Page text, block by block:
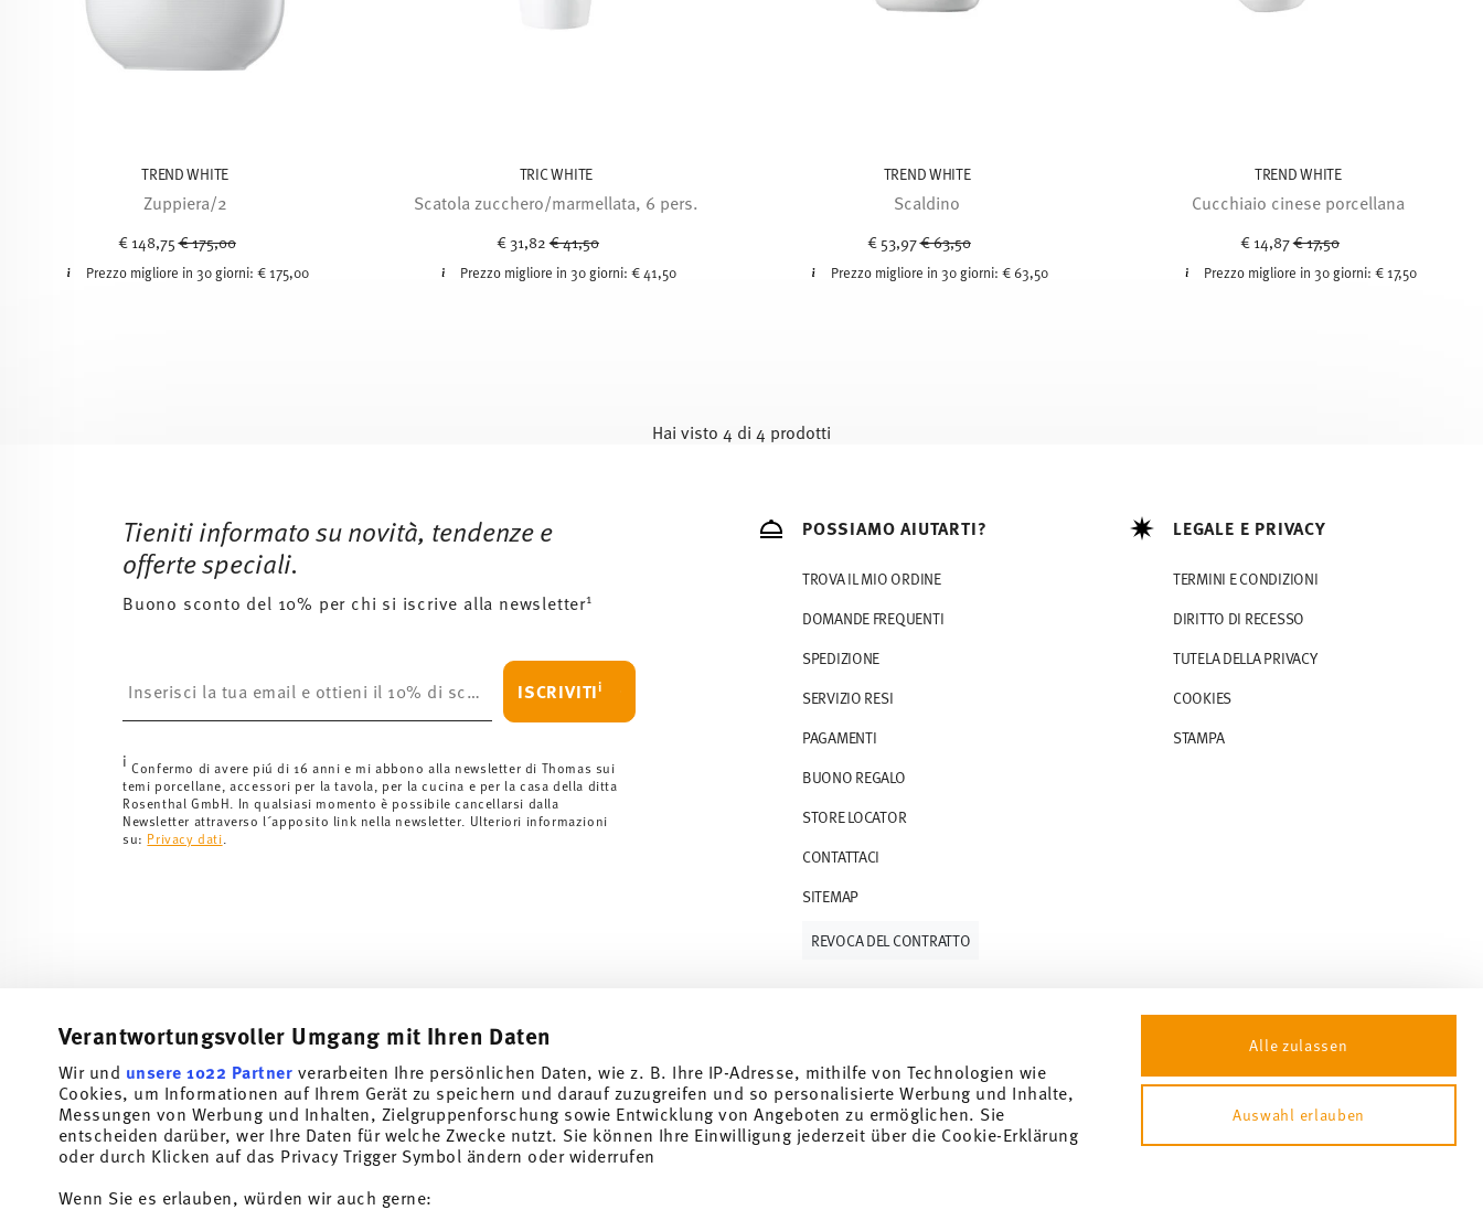
Verantwortungsvoller Umgang mit Ihren Daten
Wir und unsere 1022 Partner verarbeiten Ihre persönlichen Daten, wie z. B. Ihre IP-Adresse, mithilfe von Technologien wie
Cookies, um Informationen auf Ihrem Gerät zu speichern und darauf zuzugreifen und so personalisierte Werbung und Inhalte,
Messungen von Werbung und Inhalten, Zielgruppenforschung sowie Entwicklung von Angeboten zu ermöglichen. Sie
entscheiden darüber, wer Ihre Daten für welche Zwecke nutzt. Sie können Ihre Einwilligung jederzeit über die Cookie-Erklärung
oder durch Klicken auf das Privacy Trigger Symbol ändern oder widerrufen
Wenn Sie es erlauben, würden wir auch gerne:
Alle zulassen
Auswahl erlauben
TREND WHITE
Zuppiera/2
€ 148,75Price reduced from
€ 175,00
Prezzo migliore in 30 giorni: € 175,00
TRIC WHITE
Scatola zucchero/marmellata, 6 pers.
€ 31,82Price reduced from
€ 41,50
Prezzo migliore in 30 giorni:€ 41,50
TREND WHITE
Scaldino
€ 53,97Price reduced from
€ 63,50
Prezzo migliore in 30 giorni: € 63,50
TREND WHITE
Cucchiaio cinese porcellana
€ 14,87Price reduced from
€ 17,50
Prezzo migliore in 30 giorni:€ 17,50
Hai visto 4 di 4 prodotti
Tieniti informato su novità, tendenze e
offerte speciali.
Buono sconto del 10% per chi si iscrive alla newsletter1
ISCRIVITIi
i Confermo di avere piú di 16 anni e mi abbono alla newsletter di Thomas sui
temi porcellane, accessori per la tavola, per la cucina e per la casa della ditta
Rosenthal GmbH. In qualsiasi momento è possibile cancellarsi dalla
Newsletter attraverso l´apposito link nella newsletter. Ulteriori informazioni
su: Privacy dati.
POSSIAMO AIUTARTI?
TROVA IL MIO ORDINE
DOMANDE FREQUENTI
SPEDIZIONE
SERVIZIO RESI
PAGAMENTI
BUONO REGALO
STORE LOCATOR
CONTATTACI
SITEMAP
LEGALE E PRIVACY
TERMINI E CONDIZIONI
DIRITTO DI RECESSO
TUTELA DELLA PRIVACY
COOKIES
STAMPA
REVOCA DEL CONTRATTO
Iscriviti alla nostra newsletter e ricevi il 10% di sconto!
Tieniti informato su novità, tendenze e offerte speciali.